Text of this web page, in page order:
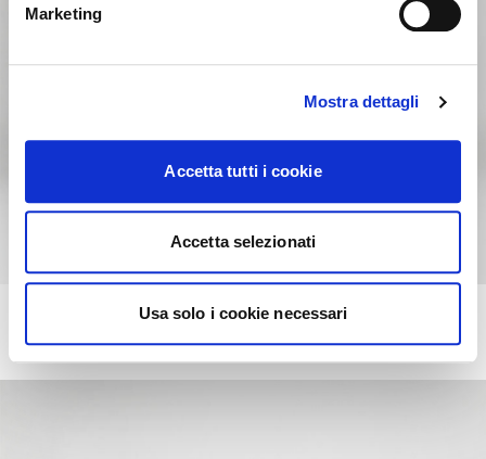
Marketing
Mostra dettagli
Accetta tutti i cookie
Accetta selezionati
Usa solo i cookie necessari